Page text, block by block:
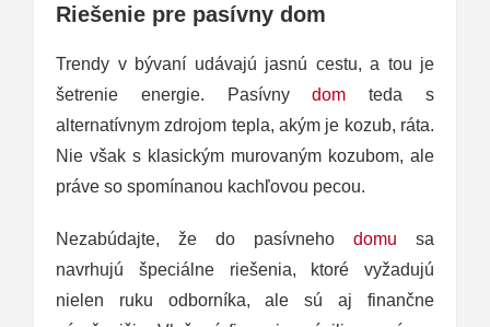
Riešenie pre pasívny dom
Trendy v bývaní udávajú jasnú cestu, a tou je
šetrenie energie. Pasívnydom teda s
alternatívnym zdrojom tepla, akým je kozub, ráta.
Nie však s klasickým murovaným kozubom, ale
práve so spomínanou kachľovou pecou.
Nezabúdajte, že do pasívneho domu sa
navrhujú špeciálne riešenia, ktoré vyžadujú
nielen ruku odborníka, ale sú aj finančne